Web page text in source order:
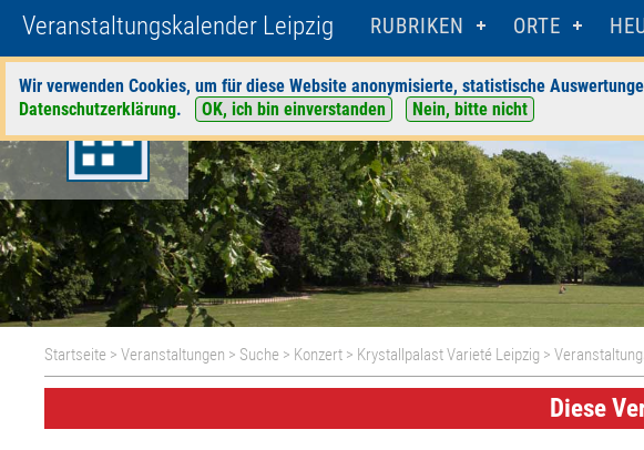
Veranstaltungskalender Leipzig RUBRIKEN ORTE
Wir verwenden Cookies, um für diese Website anonymisierte, statistische
Datenschutzerklärung. OK, ich bin einverstanden Nein, bitte nicht
Startseite >Veranstaltungen > Suche > Konzert > Krystallpalast Varieté Leipzig >
Diese